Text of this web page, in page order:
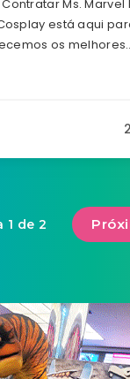
Ms. Marvel
está aqui
os
1 de 2